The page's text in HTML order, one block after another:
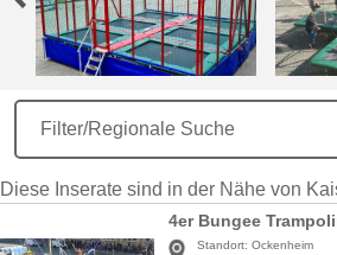
Filter/Regionale Suche
Diese Inserate sind in der Nähe von
Standort: Ockenheim